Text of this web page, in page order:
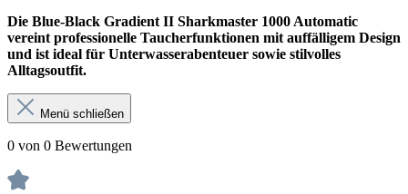
Die Blue-Black Gradient II Sharkmaster 1000 Automatic
vereint professionelle Taucherfunktionen mit auffälligem Design
und ist ideal für Unterwasserabenteuer sowie stilvolles
Alltagsoutfit.
Menü schließen
0 von 0 Bewertungen